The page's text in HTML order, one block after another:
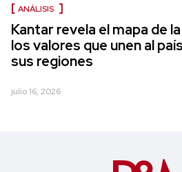
ANÁLISIS
Kantar revela el mapa de
los valores que unen al
sus regiones
julio 16, 2026